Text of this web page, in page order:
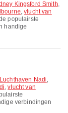
Kingsford Smith,
,vlucht van
populairste
handige
Nadi,
,vlucht van
verbindingen